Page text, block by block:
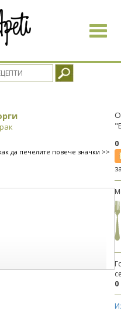
Toggle
да печелите повече значки >>
0